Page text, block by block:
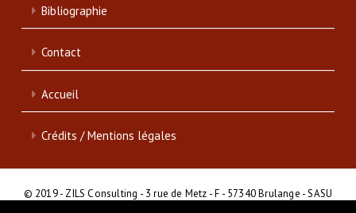
Bibliographie
Contact
Accueil
Crédits / Mentions légales
© 2019 - ZILS Consulting - 3 rue de Metz - F - 57340 Brulange - SASU